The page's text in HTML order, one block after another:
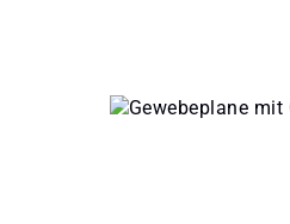
Bildergalerie überspringen